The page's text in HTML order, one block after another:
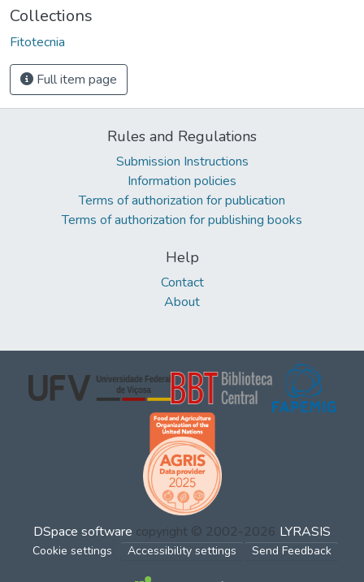
Collections
Fitotecnia
Full item page
Rules and Regulations
Submission Instructions
Information policies
Terms of authorization for publication
Terms of authorization for publishing books
Help
Contact
About
DSpace software copyright © 2002-2026 LYRASIS
Cookie settings Accessibility settings Send Feedback